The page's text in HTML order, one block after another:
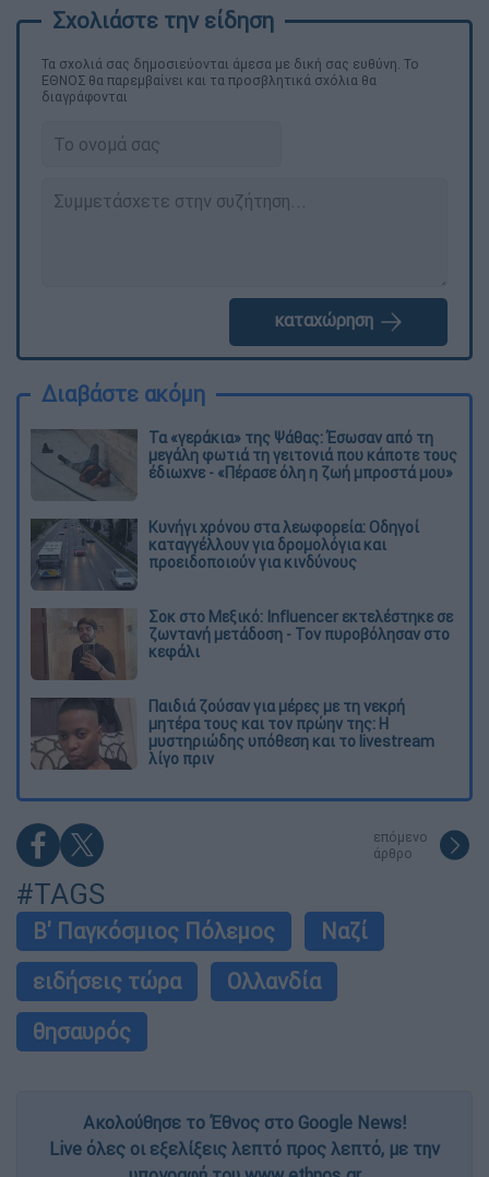
Τα σχολιά σας δημοσιεύονται άμεσα με δική σας ευθύνη. Το
ΕΘΝΟΣ θα παρεμβαίνει και τα προσβλητικά σχόλια θα
διαγράφονται
καταχώρηση
Διαβάστε ακόμη
Τα «γεράκια» της Ψάθας: Έσωσαν από τη
μεγάλη φωτιά τη γειτονιά που κάποτε τους
έδιωχνε - «Πέρασε όλη η ζωή μπροστά μου»
Κυνήγι χρόνου στα λεωφορεία: Οδηγοί
καταγγέλλουν για δρομολόγια και
προειδοποιούν για κινδύνους
Σοκ στο Μεξικό: Influencer εκτελέστηκε σε
ζωντανή μετάδοση - Τον πυροβόλησαν στο
κεφάλι
Παιδιά ζούσαν για μέρες με τη νεκρή
μητέρα τους και τον πρώην της: Η
μυστηριώδης υπόθεση και το livestream
λίγο πριν
επόμενο
άρθρο
#TAGS
Β' Παγκόσμιος Πόλεμος
Ναζί
ειδήσεις τώρα
Ολλανδία
θησαυρός
Ακολούθησε το Έθνος στο Google News!
Live όλες οι εξελίξεις λεπτό προς λεπτό, με την